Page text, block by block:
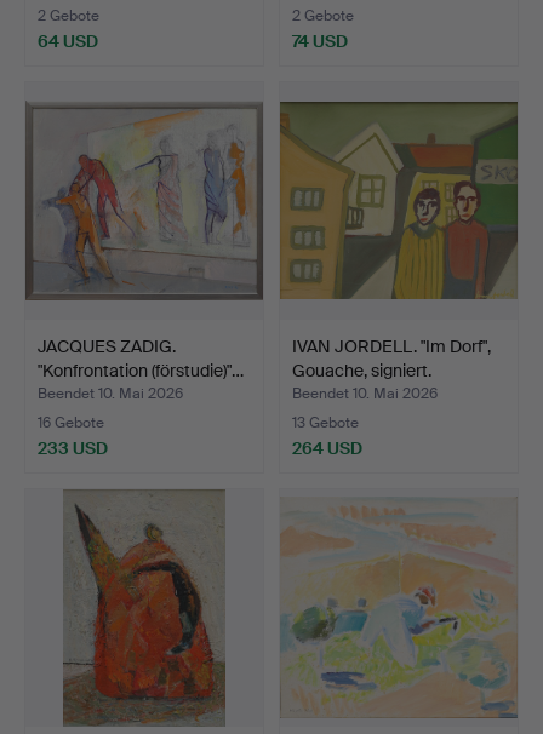
2 Gebote
64 USD
2 Gebote
74 USD
JACQUES ZADIG.
"Konfrontation (förstudie)"…
Beendet 10. Mai 2026
16 Gebote
233 USD
IVAN JORDELL. "Im Dorf",
Gouache, signiert.
Beendet 10. Mai 2026
13 Gebote
264 USD